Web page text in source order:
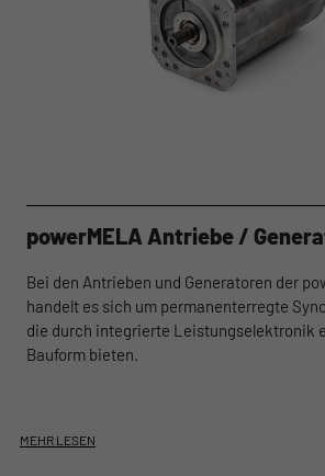
powerMELA Antriebe /
Bei den Antrieben und Generatoren der
handelt es sich um permanenterregte
die durch integrierte Leistungselektronik
Bauform bieten.
MEHR LESEN